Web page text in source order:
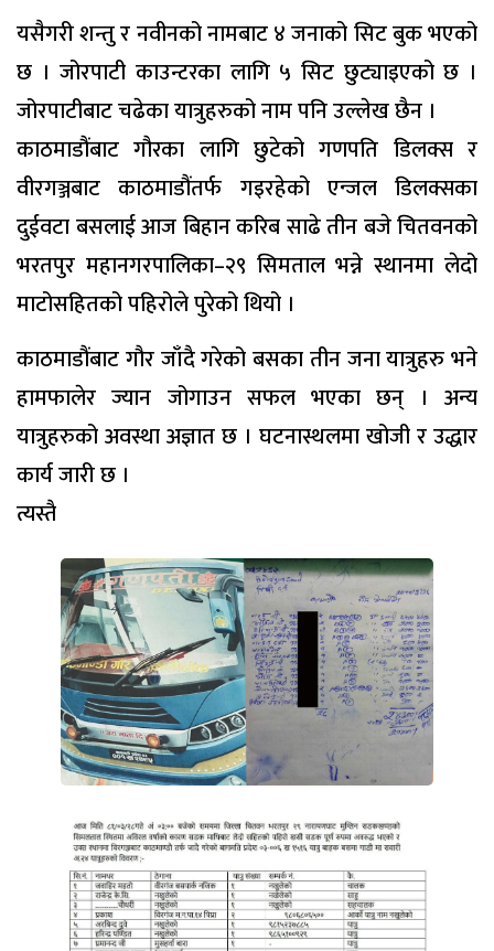
यसैगरी शन्तु र नवीनको नामबाट ४ जनाको सिट बुक भएको
छ । जोरपाटी काउन्टरका लागि ५ सिट छुट्याइएको छ ।
जोरपाटीबाट चढेका यात्रुहरुको नाम पनि उल्लेख छैन ।
काठमाडौंबाट गौरका लागि छुटेको गणपति डिलक्स र
वीरगञ्जबाट काठमाडौंतर्फ गइरहेको एन्जल डिलक्सका
दुईवटा बसलाई आज बिहान करिब साढे तीन बजे चितवनको
भरतपुर महानगरपालिका–२९ सिमताल भन्ने स्थानमा लेदो
माटोसहितको पहिरोले पुरेको थियो ।
काठमाडौंबाट गौर जाँदै गरेको बसका तीन जना यात्रुहरु भने
हामफालेर ज्यान जोगाउन सफल भएका छन् । अन्य
यात्रुहरुको अवस्था अज्ञात छ । घटनास्थलमा खोजी र उद्धार
कार्य जारी छ ।
त्यस्तै